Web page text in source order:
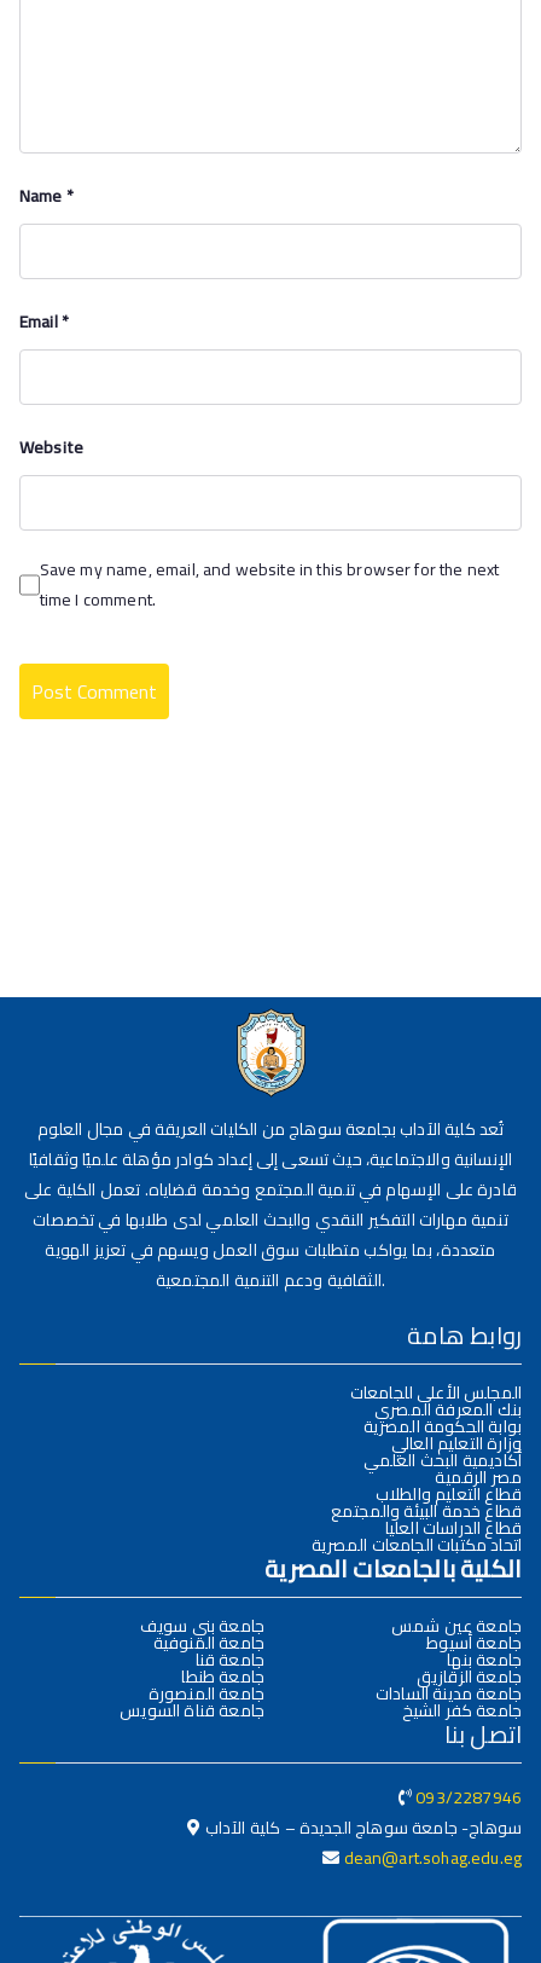
Name*
Email*
Website
Save my name, email, and website in this browser for the next
time I comment.
تُعد كلية الآداب بجامعة سوهاج من الكليات العريقة في مجال العلوم
الإنسانية والاجتماعية، حيث تسعى إلى إعداد كوادر مؤهلة علميًا وثقافيًا
قادرة على الإسهام في تنمية المجتمع وخدمة قضاياه. تعمل الكلية على
تنمية مهارات التفكير النقدي والبحث العلمي لدى طلابها في تخصصات
متعددة، بما يواكب متطلبات سوق العمل ويسهم في تعزيز الهوية
الثقافية ودعم التنمية المجتمعية.
روابط هامة
المجلس الأعلى للجامعات
بنك المعرفة المصري
بوابة الحكومة المصرية
وزارة التعليم العالي
أكاديمية البحث العلمي
مصر الرقمية
قطاع التعليم والطلاب
قطاع خدمة البيئة والمجتمع
قطاع الدراسات العليا
اتحاد مكتبات الجامعات المصرية
الكلية بالجامعات المصرية
جامعة عين شمس
جامعة أسيوط
جامعة بنها
جامعة الزقازيق
جامعة مدينة السادات
جامعة كفر الشيخ
جامعة بني سويف
جامعة المنوفية
جامعة قنا
جامعة طنطا
جامعة المنصورة
جامعة قناة السويس
اتصل بنا
093/2287946
سوهاج- جامعة سوهاج الجديدة – كلية الآداب
dean@art.sohag.edu.eg